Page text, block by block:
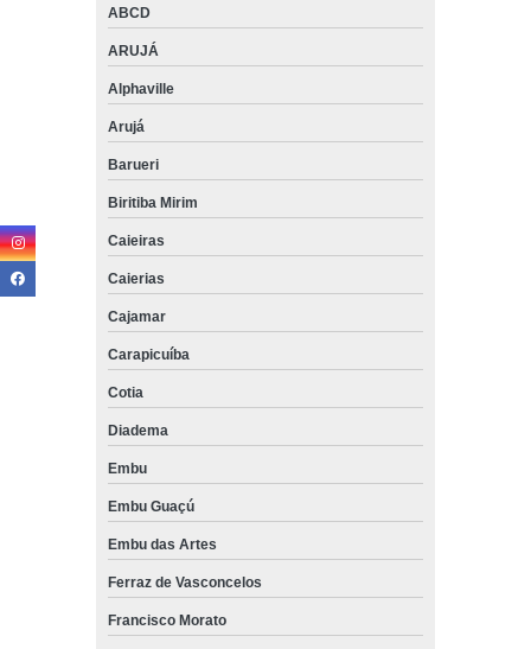
ABCD
ARUJÁ
Alphaville
Arujá
Barueri
Biritiba Mirim
Caieiras
Caierias
Cajamar
Carapicuíba
Cotia
Diadema
Embu
Embu Guaçú
Embu das Artes
Ferraz de Vasconcelos
Francisco Morato